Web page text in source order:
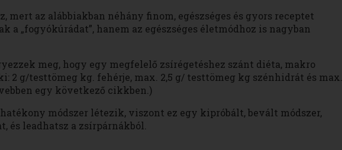
mert az alábbiakban néhány finom, egészséges és gyors receptet
„fogyókúrádat”, hanem az egészséges életmódhoz is nagyban
meg, hogy egy megfelelő zsírégetéshez szánt diéta, makro
2 g/testtömeg kg. fehérje, max. 2,5 g/ testtömeg kg szénhidrát és max.
egy következő cikkben.)
módszer létezik, viszont ez egy kipróbált, bevált módszer,
és leadhatsz a zsírpárnákból.